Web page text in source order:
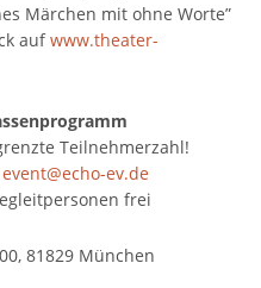
Märchen mit ohne Worte”
aufwww.theater-
Teilnehmerzahl!
event@echo-ev.de
frei
81829 München